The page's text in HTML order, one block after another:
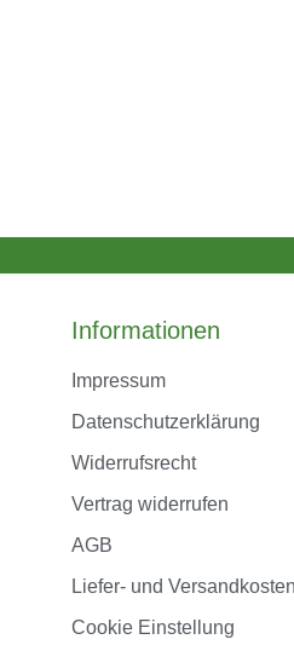
Informationen
Impressum
Datenschutzerklärung
Widerrufsrecht
Vertrag widerrufen
AGB
Liefer- und Versandkosten
Cookie Einstellung